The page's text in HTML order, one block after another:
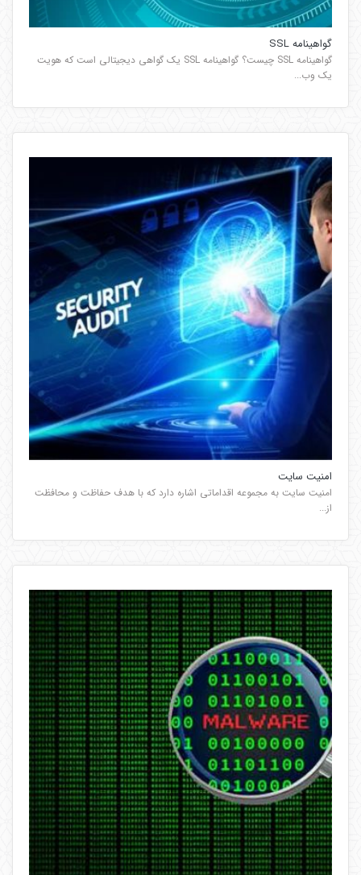
گواهینامه SSL
گواهینامه SSL چیست؟ گواهینامه SSL یک گواهی دیجیتالی است که هویت
یک وب...
امنیت سایت
امنیت سایت به مجموعه اقداماتی اشاره دارد که با هدف حفاظت و محافظت
از...